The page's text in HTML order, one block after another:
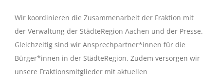
Wir koordinieren die Zusammenarbeit der Fraktion mit
der Verwaltung der StädteRegion Aachen und der Presse.
Gleichzeitig sind wir Ansprechpartner*innen für die
Bürger*innen in der StädteRegion. Zudem versorgen wir
unsere Fraktionsmitglieder mit aktuellen